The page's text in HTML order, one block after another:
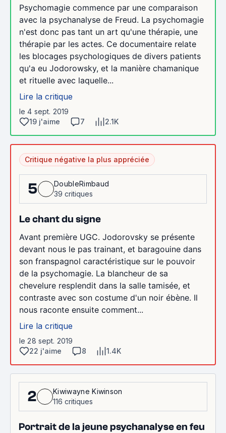
Psychomagie commence par une comparaison
avec la psychanalyse de Freud. La psychomagie
n'est donc pas tant un art qu'une thérapie, une
thérapie par les actes. Ce documentaire relate
les blocages psychologiques de divers patients
qu'a eu Jodorowsky, et la manière chamanique
et rituelle avec laquelle...
Lire la critique
le 4 sept. 2019
19 j'aime
7 2.1K
Critique négative la plus appréciée
5
DoubleRimbaud
39 critiques
Le chant du signe
Avant première UGC. Jodorovsky se présente
devant nous le pas trainant, et baragouine dans
son franspagnol caractéristique sur le pouvoir
de la psychomagie. La blancheur de sa
chevelure resplendit dans la salle tamisée, et
contraste avec son costume d'un noir ébène. Il
nous raconte ensuite comment...
Lire la critique
le 28 sept. 2019
22 j'aime
8 1.4K
2
Kiwiwayne Kiwinson
116 critiques
Portrait de la jeune psychanalyse en feu